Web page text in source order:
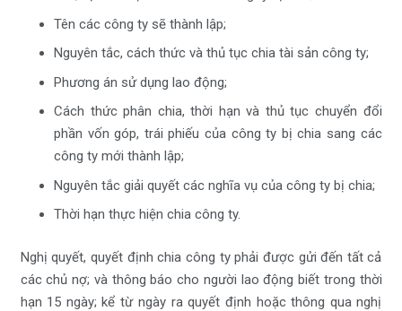
Tên các công ty sẽ thành lập;
Nguyên tắc, cách thức và thủ tục chia tài sản công ty;
Phương án sử dụng lao động;
Cách thức phân chia, thời hạn và thủ tục chuyển đổi
phần vốn góp, trái phiếu của công ty bị chia sang các
công ty mới thành lập;
Nguyên tắc giải quyết các nghĩa vụ của công ty bị chia;
Thời hạn thực hiện chia công ty.
Nghị quyết, quyết định chia công ty phải được gửi đến tất cả
các chủ nợ; và thông báo cho người lao động biết trong thời
hạn 15 ngày; kể từ ngày ra quyết định hoặc thông qua nghị